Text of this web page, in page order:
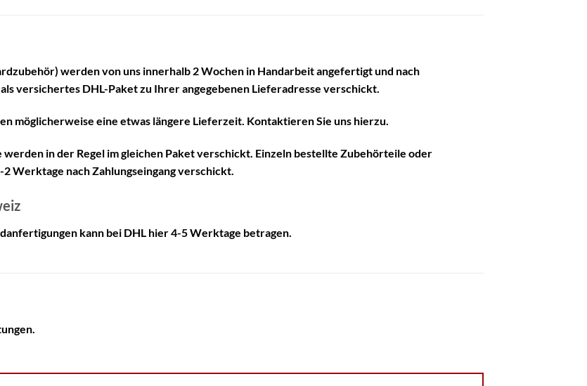
werden von uns innerhalb 2 Wochen in Handarbeit angefertigt und nach
versichertes DHL-Paket zu Ihrer angegebenen Lieferadresse verschickt.
möglicherweise eine etwas längere Lieferzeit. Kontaktieren Sie uns hierzu.
in der Regel im gleichen Paket verschickt. Einzeln bestellte Zubehörteile oder
Werktage nach Zahlungseingang verschickt.
kann bei DHL hier 4-5 Werktage betragen.